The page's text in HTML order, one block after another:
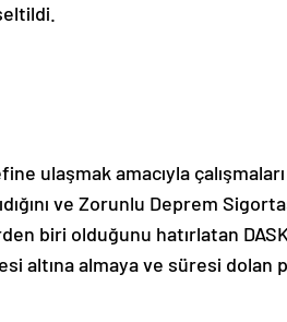
ulaşmak amacıyla
ve Zorunlu Deprem
biri olduğunu hatırlatan
altına almaya ve süresi dolan